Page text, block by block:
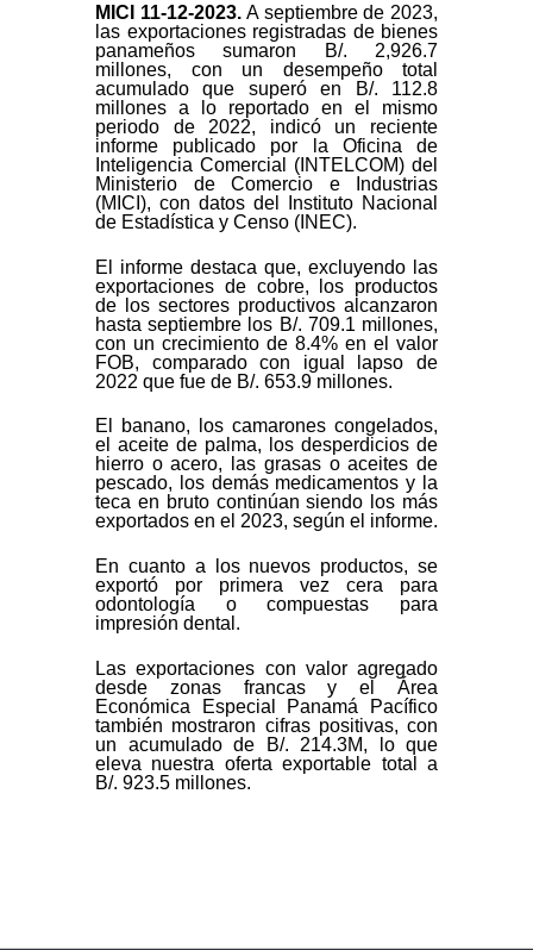
MICI 11-12-2023.A septiembre de 2023,
las exportaciones registradas de bienes
panameños sumaron B/. 2,926.7
millones, con un desempeño total
acumulado que superó en B/. 112.8
millones a lo reportado en el mismo
periodo de 2022, indicó un reciente
informe publicado por la Oficina de
Inteligencia Comercial (INTELCOM) del
Ministerio de Comercio e Industrias
(MICI), con datos del Instituto Nacional
de Estadística y Censo (INEC).
El informe destaca que, excluyendo las
exportaciones de cobre, los productos
de los sectores productivos alcanzaron
hasta septiembre los B/. 709.1 millones,
con un crecimiento de 8.4% en el valor
FOB, comparado con igual lapso de
2022 que fue de B/. 653.9 millones.
El banano, los camarones congelados,
el aceite de palma, los desperdicios de
hierro o acero, las grasas o aceites de
pescado, los demás medicamentos y la
teca en bruto continúan siendo los más
exportados en el 2023, según el informe.
En cuanto a los nuevos productos, se
exportó por primera vez cera para
odontología o compuestas para
impresión dental.
Las exportaciones con valor agregado
desde zonas francas y el Área
Económica Especial Panamá Pacífico
también mostraron cifras positivas, con
un acumulado de B/. 214.3M, lo que
eleva nuestra oferta exportable total a
B/. 923.5 millones.